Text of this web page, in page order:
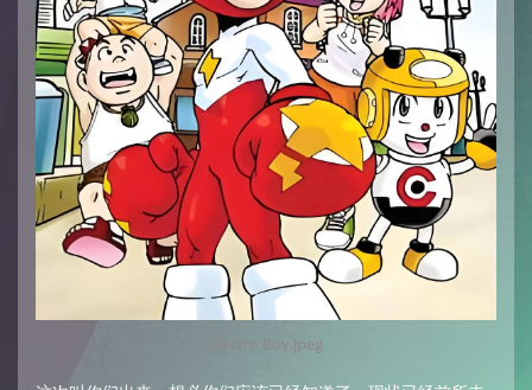
Electro Boy.jpeg